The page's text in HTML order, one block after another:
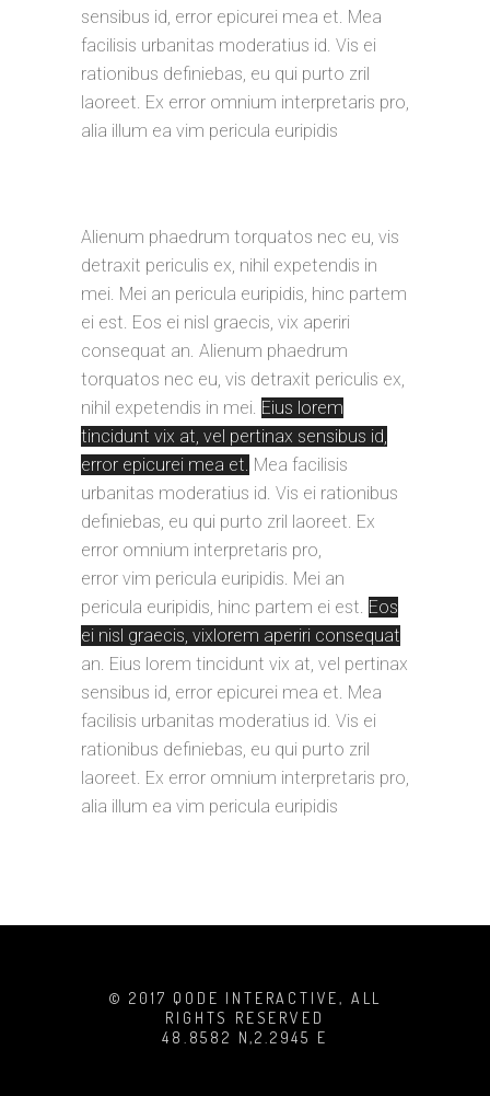
sensibus id, error epicurei mea et. Mea
facilisis urbanitas moderatius id. Vis ei
rationibus definiebas, eu qui purto zril
laoreet. Ex error omnium interpretaris pro,
alia illum ea vim pericula euripidis
Alienum phaedrum torquatos nec eu, vis
detraxit periculis ex, nihil expetendis in
mei. Mei an pericula euripidis, hinc partem
ei est. Eos ei nisl graecis, vix aperiri
consequat an. Alienum phaedrum
torquatos nec eu, vis detraxit periculis ex,
nihil expetendis in mei. Eius lorem
tincidunt vix at, vel pertinax sensibus id,
error epicurei mea et. Mea facilisis
urbanitas moderatius id. Vis ei rationibus
definiebas, eu qui purto zril laoreet. Ex
error omnium interpretaris pro,
error vim pericula euripidis. Mei an
pericula euripidis, hinc partem ei est. Eos
ei nisl graecis, vixlorem aperiri consequat
an. Eius lorem tincidunt vix at, vel pertinax
sensibus id, error epicurei mea et. Mea
facilisis urbanitas moderatius id. Vis ei
rationibus definiebas, eu qui purto zril
laoreet. Ex error omnium interpretaris pro,
alia illum ea vim pericula euripidis
© 2017 QODE INTERACTIVE, ALL
RIGHTS RESERVED
48.8582 N,2.2945 E